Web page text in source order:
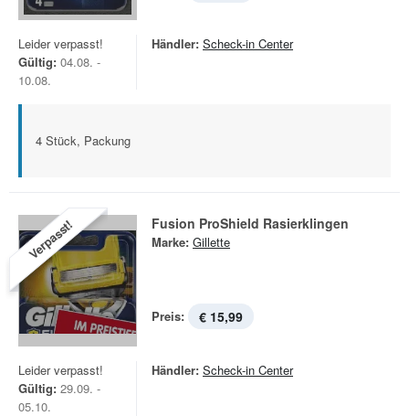
Leider verpasst!
Gültig: 04.08. -
10.08.
Händler: Scheck-in Center
4 Stück, Packung
Verpasst! Fusion ProShield Rasierklingen
Marke: Gillette
Preis: € 15,99
Leider verpasst!
Gültig: 29.09. -
05.10.
Händler: Scheck-in Center